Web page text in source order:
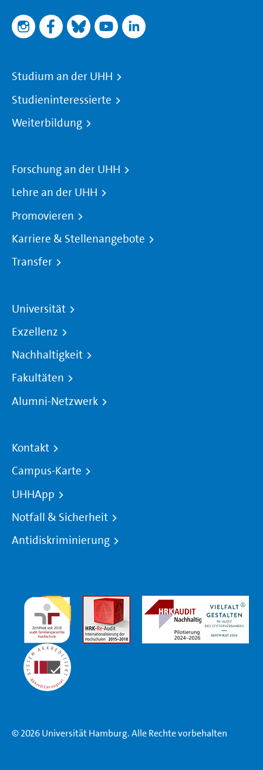
Studium an der UHH
Studieninteressierte
Weiterbildung
Forschung an der UHH
Lehre an der UHH
Promovieren
Karriere & Stellenangebote
Transfer
Universität
Exzellenz
Nachhaltigkeit
Fakultäten
Alumni-Netzwerk
Kontakt
Campus-Karte
UHHApp
Notfall & Sicherheit
Antidiskriminierung
© 2026 Universität Hamburg. Alle Rechte vorbehalten